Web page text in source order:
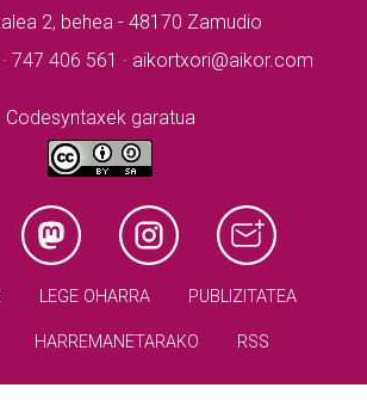
2, behea - 48170 Zamudio
747 406 561 · aikortxori@aikor.com
Codesyntaxek garatua
LEGE OHARRA PUBLIZITATEA
HARREMANETARAKO RSS